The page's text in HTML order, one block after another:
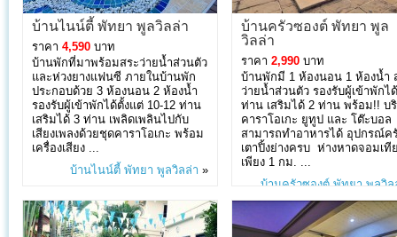
บ้านไนน์ตี้ พัทยา พูลวิลล่า
ราคา 4,590 บาท
บ้านพักที่มาพร้อมสระว่ายน้ำส่วนตัว
และห่วงยางแฟนซี ภายในบ้านพัก
ประกอบด้วย 3 ห้องนอน 2 ห้องน้ำ
รองรับผู้เข้าพักได้ตั้งแต่ 10-12 ท่าน
เสริมได้ 3 ท่าน เพลิดเพลินไปกับ
เสียงเพลงด้วยชุดคาราโอเกะ พร้อม
เครื่องเสียง ...
บ้านไนน์ตี้ พัทยา พูลวิลล่า »
บ้านครัวซองต์ พัทยา พูล
วิลล่า
ราคา 2,990 บาท
บ้านพักมี 1 ห้องนอน 1 ห้องน้ำ
ว่ายน้ำส่วนตัว รองรับผู้เข้าพักไ
ท่าน เสริมได้ 2 ท่าน พร้อม!! บ
คาราโอเกะ ยูทูป และ โต๊ะบอล
สามารถทำอาหารได้ อุปกรณ์ค
เตาปิ้งย่างครบ ห่างหาดจอมเที
เพียง 1 กม. ...
บ้านครัวซองต์ พัทยา พูลวิล